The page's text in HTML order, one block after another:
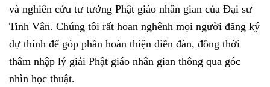
và nghiên cứu tư tưởng Phật giáo nhân gian của Đại sư
Tinh Vân. Chúng tôi rất hoan nghênh mọi người đăng ký
dự thính để góp phần hoàn thiện diễn đàn, đồng thời
thâm nhập lý giải Phật giáo nhân gian thông qua góc
nhìn học thuật.